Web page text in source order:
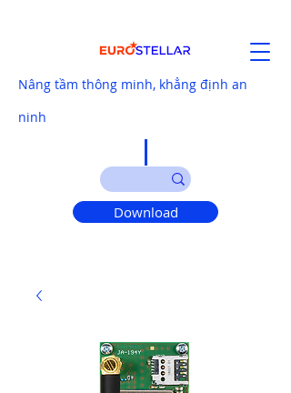
Nâng tầm thông minh, khẳng định an
ninh
Download